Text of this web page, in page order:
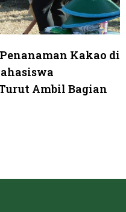
Kakao di
Ambil Bagian